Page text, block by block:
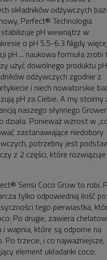
składników odżywczych
Perfect® Technologia
pH wewnątrz w
o pH 5.5-6.3 Nigdy więcej
pH ... naukowa formuła zrobi
użyć dowolnego produktu
odżywczych zgodnie z
i niech nowatorskie
pH za Ciebie. A my stoimy
naszego słynnego
działa. Ponieważ wzrost w
zastanawiające niedobory
potrzebny jest
z 2 części, które
Sensi Coco Grow to robi.
tylko odpowiednią ilość
tego pierwiastka,
Po drugie, zawiera
wapnia, które są odporne na
Po trzecie, i co najważniejsze,
element układanki coco: